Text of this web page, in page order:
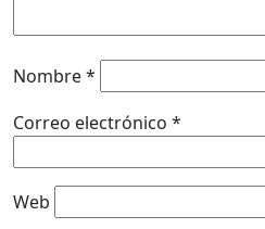
Nombre*
Correo electrónico *
Web